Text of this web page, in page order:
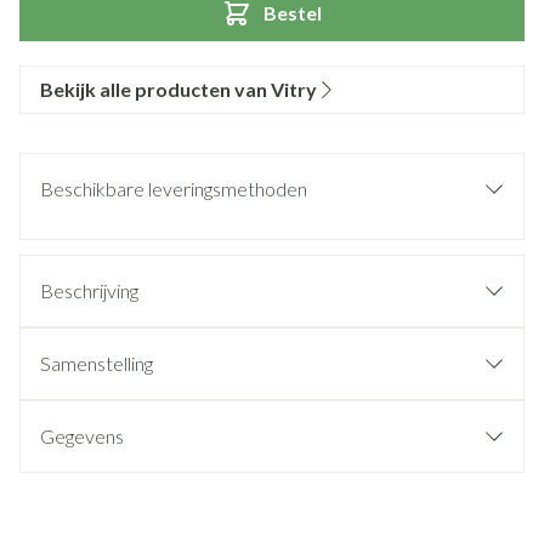
Bestel
Bekijk alle producten van Vitry
Beschikbare leveringsmethoden
Beschrijving
Samenstelling
Gegevens